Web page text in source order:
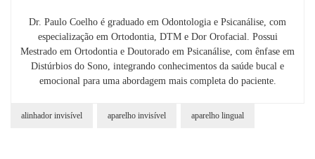
Dr. Paulo Coelho é graduado em Odontologia e Psicanálise, com
especialização em Ortodontia, DTM e Dor Orofacial. Possui
Mestrado em Ortodontia e Doutorado em Psicanálise, com ênfase em
Distúrbios do Sono, integrando conhecimentos da saúde bucal e
emocional para uma abordagem mais completa do paciente.
alinhador invisível aparelho invisível aparelho lingual